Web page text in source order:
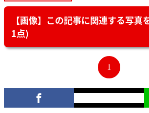
【画像】この記事に関連する写真
1点)
1